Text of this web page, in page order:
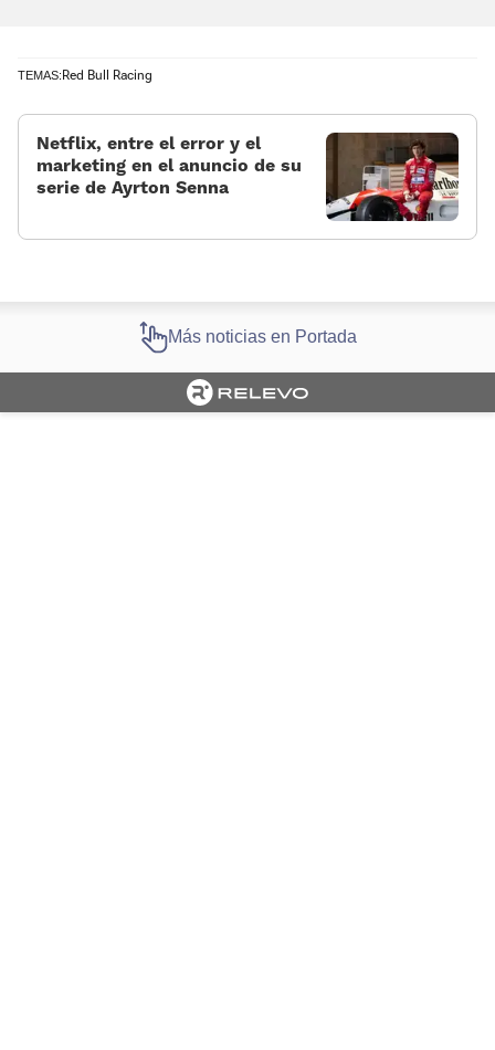
TEMAS: Red Bull Racing
Netflix, entre el error y el
marketing en el anuncio de su
serie de Ayrton Senna
Más noticias en Portada